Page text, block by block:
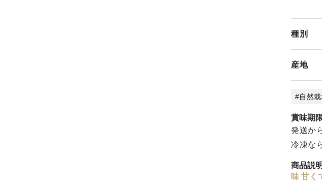
種別
産地
自然
賞味期
発送か
冷凍な
商品説明
味 甘く